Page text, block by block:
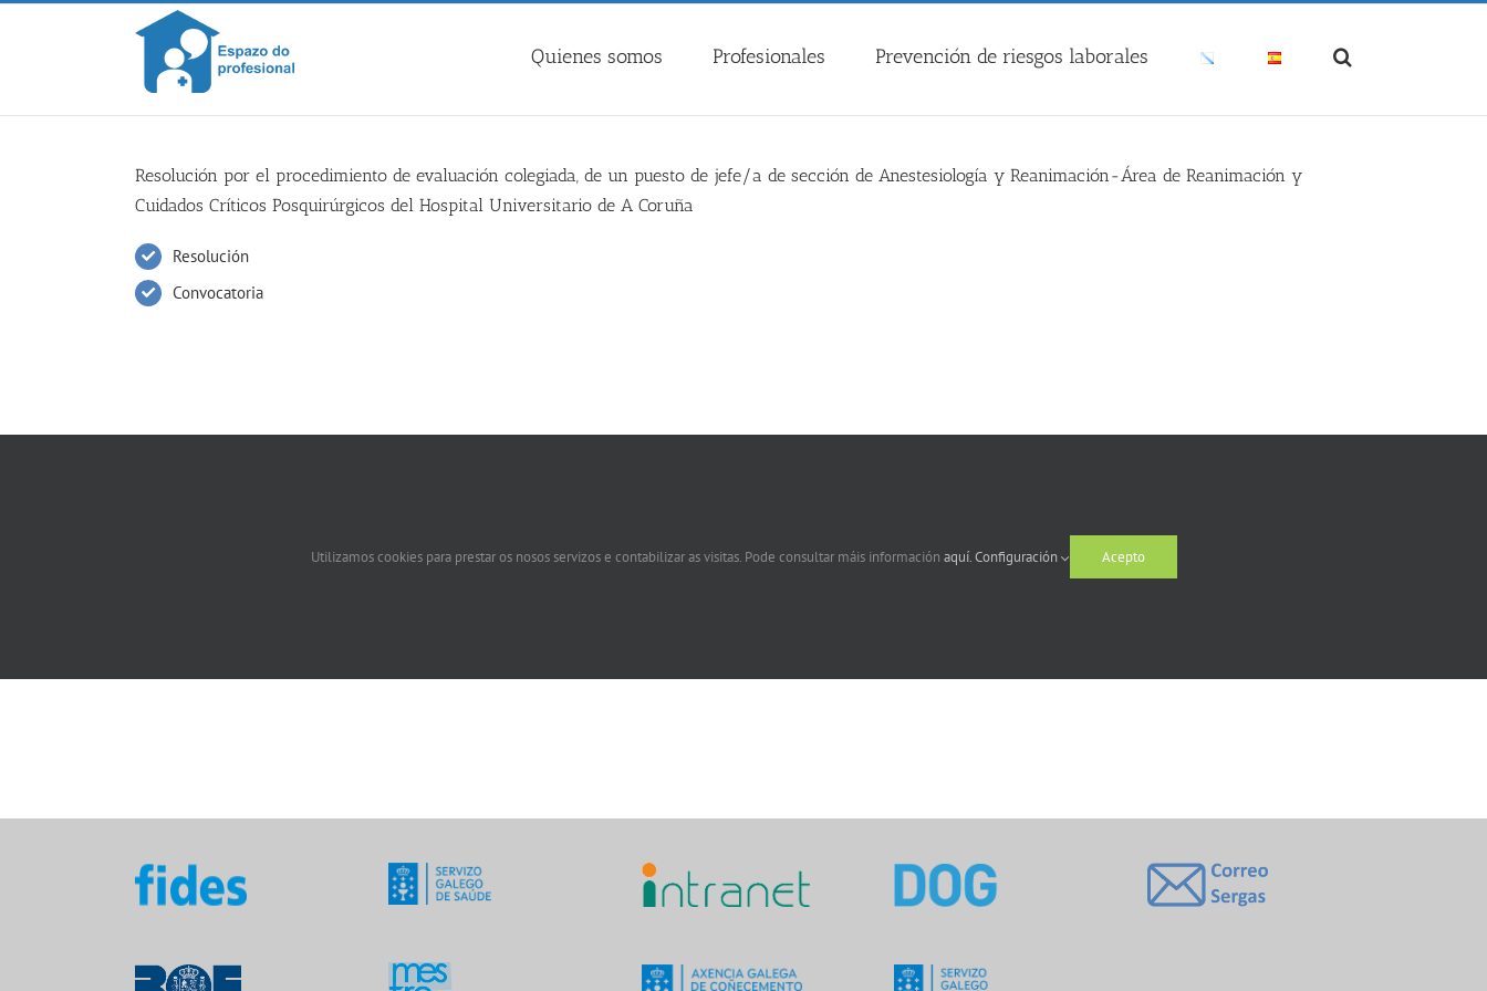
Skip
Quienes somos Profesionales Prevención de riesgos laborales
Resolución por el procedimiento de evaluación colegiada, de un puesto de jefe/a de sección de Anestesiología y Reanimación-Área de Reanimación y
Cuidados Críticos Posquirúrgicos del Hospital Universitario de A Coruña
Resolución
Convocatoria
Utilizamos cookies para prestar os nosos servizos e contabilizar as visitas. Pode consultar máis información aquí.Configuración Acepto